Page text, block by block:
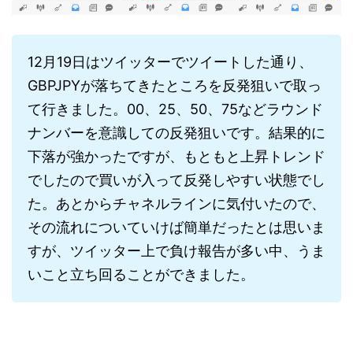
12月19日はツイッターでツイートした通り、
GBPJPYが落ちてきたところを反発狙いで取っ
て行きました。00、25、50、75などラウンド
ナンバーを意識しての反発狙いです。結果的に
下落が強かったですが、もともと上昇トレンド
でしたので買いが入って反発しやすい状態でし
た。あとからチャネルラインに気付いたので、
その流れについていけば簡単だったとは思いま
すが、ツイッター上で負け報告が多い中、うま
いこと立ち回ることができました。